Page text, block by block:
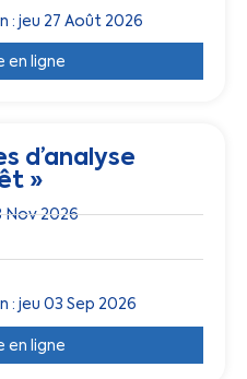
: jeu 27 Août 2026
en ligne
d’analyse
»
Nov 2026
jeu 03 Sep 2026
en ligne